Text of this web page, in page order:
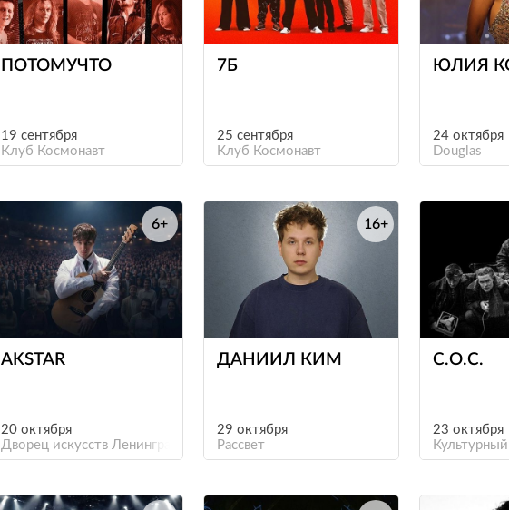
е
ПОТОМУЧТО
19 сентября
Клуб Космонавт
е
7Б
25 сентября
Клуб Космонавт
ЮЛИЯ
24 октября
Douglas
е
AKSTAR
20 октября
Дворец искусств Ленинградской области
6+
ДАНИИЛ КИМ
29 октября
Рассвет
16+
С.О.С.
23 октября